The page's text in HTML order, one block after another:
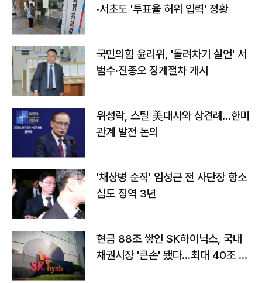
·서초도 '투표율 허위 입력' 정황
국민의힘 윤리위, '돌려차기 실언' 서
범수·진종오 징계절차 개시
위성락, 스틸 美대사와 상견례…한미
관계 발전 논의
'채상병 순직' 임성근 전 사단장 항소
심도 징역 3년
현금 88조 쌓인 SK하이닉스, 국내
채권시장 '큰손' 됐다…최대 40조 투